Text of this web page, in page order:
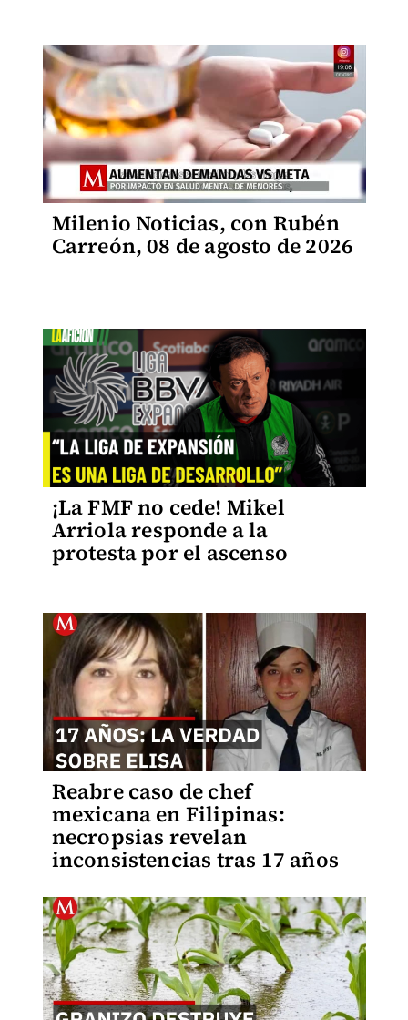
Milenio Noticias, con Rubén
Carreón, 08 de agosto de 2026
¡La FMF no cede! Mikel
Arriola responde a la
protesta por el ascenso
Reabre caso de chef
mexicana en Filipinas:
necropsias revelan
inconsistencias tras 17 años